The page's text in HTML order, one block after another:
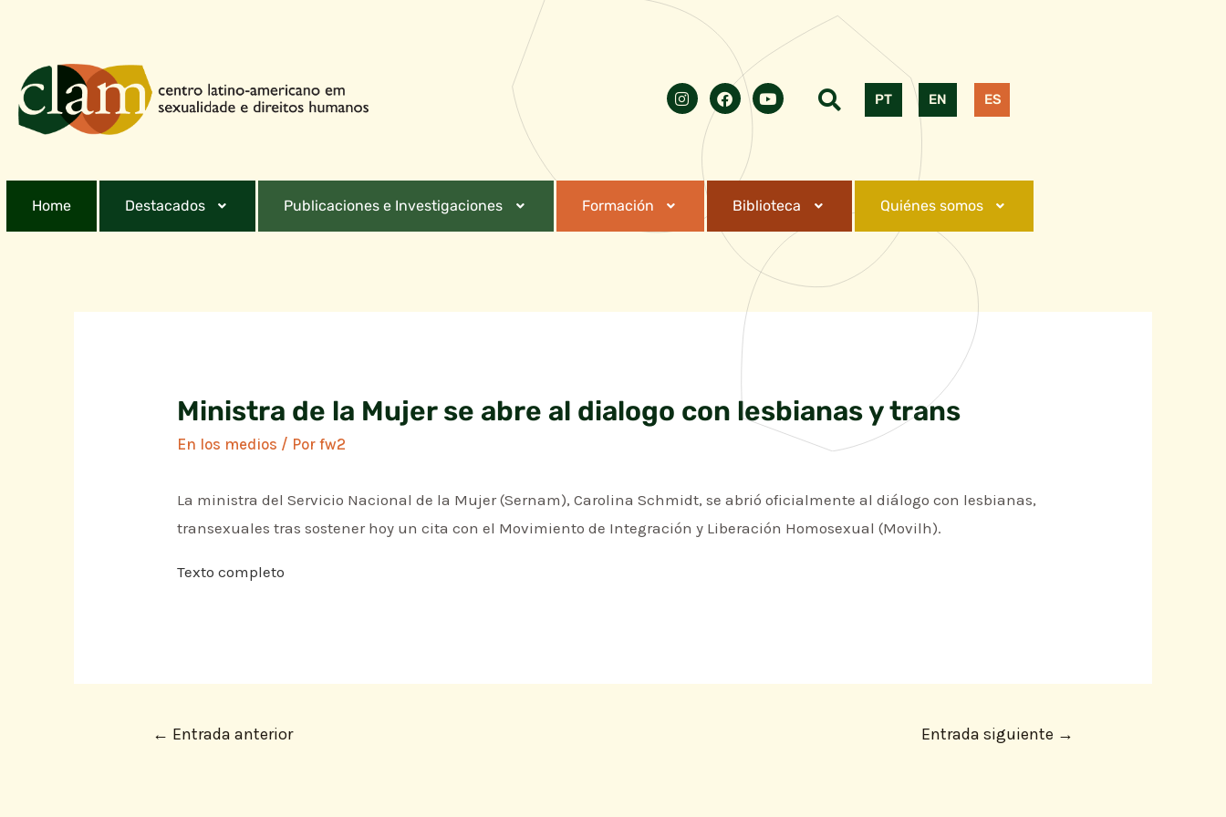
PT EN ES
Home Destacados Publicaciones e Investigaciones Formación Biblioteca Quiénes somos
Ministra de la Mujer se abre al dialogo con lesbianas y trans
En los medios / Porfw2
La ministra del Servicio Nacional de la Mujer (Sernam), Carolina Schmidt, se abrió oficialmente al diálogo con lesbianas,
transexuales tras sostener hoy un cita con el Movimiento de Integración y Liberación Homosexual (Movilh).
Texto completo
← Entrada anterior Entrada siguiente →